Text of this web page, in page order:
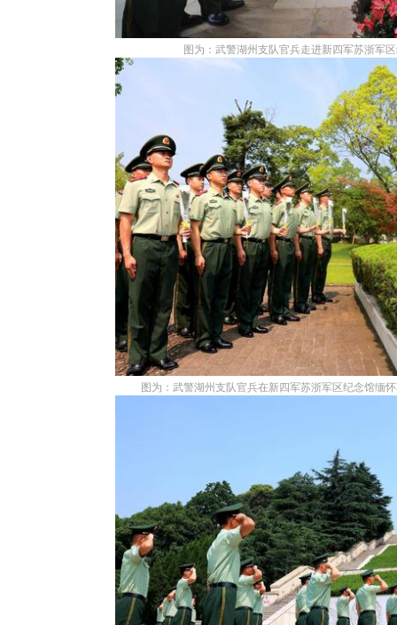
图为：武警湖州支队官兵走进新四军苏浙军
图为：武警湖州支队官兵在新四军苏浙军区纪念馆缅